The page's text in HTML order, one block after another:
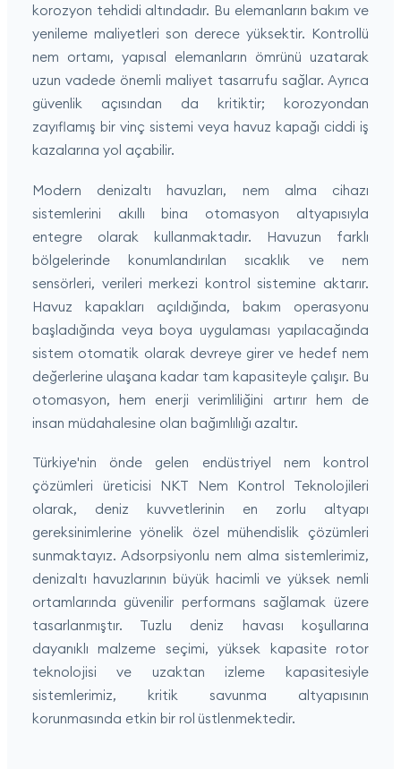
korozyon tehdidi altındadır. Bu elemanların bakım ve
yenileme maliyetleri son derece yüksektir. Kontrollü
nem ortamı, yapısal elemanların ömrünü uzatarak
uzun vadede önemli maliyet tasarrufu sağlar. Ayrıca
güvenlik açısından da kritiktir; korozyondan
zayıflamış bir vinç sistemi veya havuz kapağı ciddi iş
kazalarına yol açabilir.
Modern denizaltı havuzları, nem alma cihazı
sistemlerini akıllı bina otomasyon altyapısıyla
entegre olarak kullanmaktadır. Havuzun farklı
bölgelerinde konumlandırılan sıcaklık ve nem
sensörleri, verileri merkezi kontrol sistemine aktarır.
Havuz kapakları açıldığında, bakım operasyonu
başladığında veya boya uygulaması yapılacağında
sistem otomatik olarak devreye girer ve hedef nem
değerlerine ulaşana kadar tam kapasiteyle çalışır. Bu
otomasyon, hem enerji verimliliğini artırır hem de
insan müdahalesine olan bağımlılığı azaltır.
Türkiye'nin önde gelen endüstriyel nem kontrol
çözümleri üreticisi NKT Nem Kontrol Teknolojileri
olarak, deniz kuvvetlerinin en zorlu altyapı
gereksinimlerine yönelik özel mühendislik çözümleri
sunmaktayız. Adsorpsiyonlu nem alma sistemlerimiz,
denizaltı havuzlarının büyük hacimli ve yüksek nemli
ortamlarında güvenilir performans sağlamak üzere
tasarlanmıştır. Tuzlu deniz havası koşullarına
dayanıklı malzeme seçimi, yüksek kapasite rotor
teknolojisi ve uzaktan izleme kapasitesiyle
sistemlerimiz, kritik savunma altyapısının
korunmasında etkin bir rol üstlenmektedir.